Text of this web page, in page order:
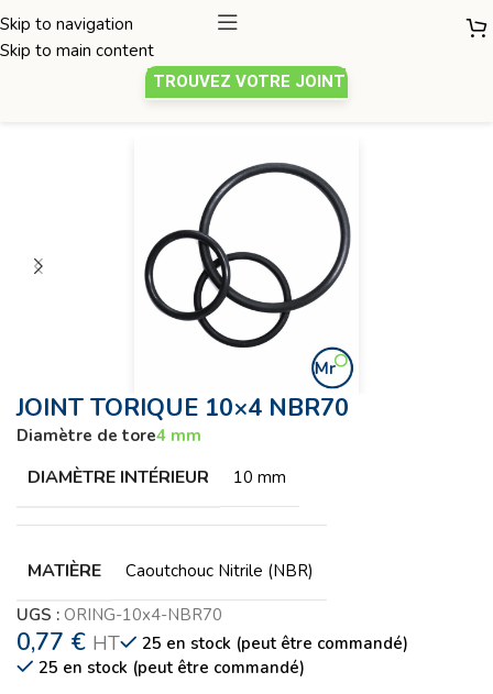
Skip to navigation
Skip to main content
TROUVEZ VOTRE JOINT
JOINT TORIQUE 10×4 NBR70
Diamètre de tore4 mm
DIAMÈTRE INTÉRIEUR 10 mm
MATIÈRE
Caoutchouc Nitrile (NBR)
UGS : ORING-10x4-NBR70
0,77 € HT
25 en stock (peut être commandé)
25 en stock (peut être commandé)